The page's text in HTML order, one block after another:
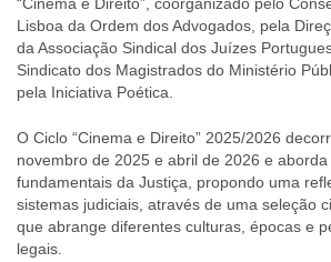
Lisboa da Ordem dos Advogados, pela
da Associação Sindical dos Juízes
Sindicato dos Magistrados do Ministério
pela Iniciativa Poética.
O Ciclo “Cinema e Direito” 2025/2026
novembro de 2025 e abril de 2026 e
fundamentais da Justiça, propondo uma
sistemas judiciais, através de uma seleção
que abrange diferentes culturas, épocas e
legais.